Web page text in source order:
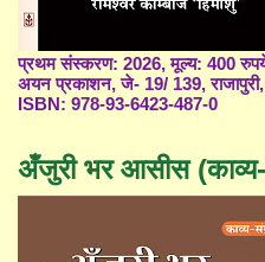
प्रथम संस्करण: 2026, मूल्य: 400
अयन प्रकाशन, जे- 19/ 139,
ISBN: 978-93-6423-487-0
अँजुरी भर आसीस